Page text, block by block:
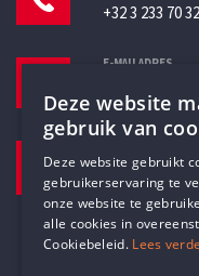
+32 3 233 70 32
E-MAILADRES
Pottenbrug 4
Antwerpen,
Deze website
gebruik van
Deze website gebruikt
gebruikerservaring te
onze website te
alle cookies in
Cookiebeleid. Lees